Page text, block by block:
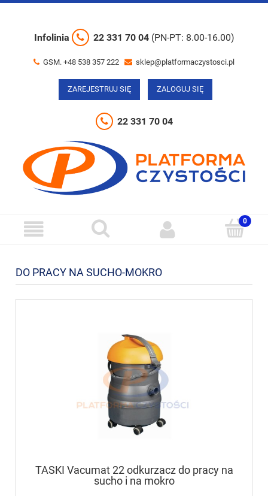
Infolinia 22 331 70 04 (PN-PT: 8.00-16.00)
GSM. +48 538 357 222 sklep@platformaczystosci.pl
ZAREJESTRUJ SIĘ ZALOGUJ SIĘ
22 331 70 04
DO PRACY NA SUCHO-MOKRO
TASKI Vacumat 22 odkurzacz do pracy na
sucho i na mokro